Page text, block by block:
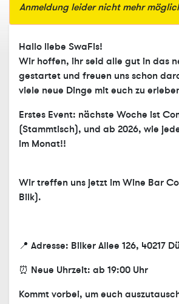
Anmeldung leider nicht mehr
Hallo liebe SwaFis!
Wir hoffen, ihr seid alle gut in das
gestartet und freuen uns schon
viele neue Dinge mit euch zu
Erstes Event: nächste Woche ist
(Stammtisch), und ab 2026, wie
im Monat!!
Wir treffen uns jetzt im Wine Bar
Bilk).
📍 Adresse: Bilker Allee 126, 40217
⏰ Neue Uhrzeit: ab 19:00 Uhr
Kommt vorbei, um euch